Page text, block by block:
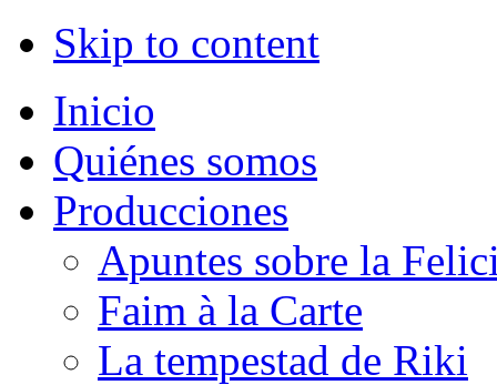
Skip to content
Inicio
Quiénes somos
Producciones
Apuntes sobre la
Faim à la Carte
La tempestad de Riki